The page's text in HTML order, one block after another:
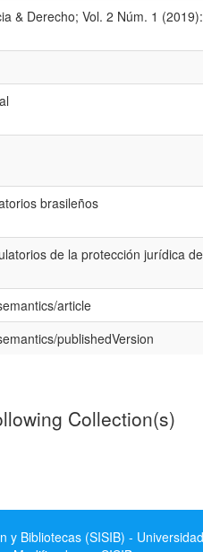
& Derecho; Vol. 2 Núm. 1
brasileños
de la protección jurídica
article
publishedVersion
Collection(s)
y Bibliotecas (SISIB) -